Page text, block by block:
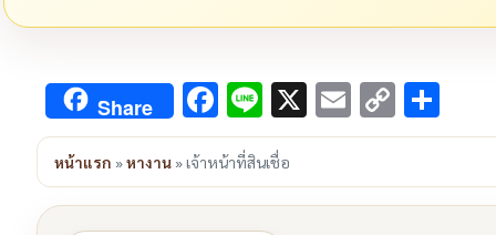
Share Facebook
Line
X Email
Copy
Link
หน้าแรก »หางาน »เจ้าหน้าที่สินเชื่อ